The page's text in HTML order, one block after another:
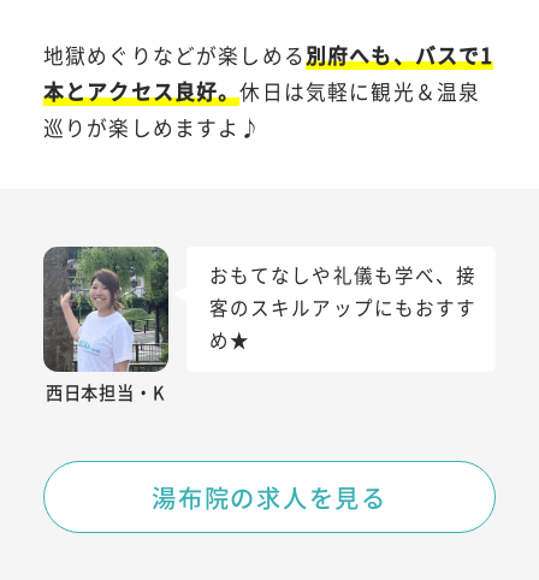
地獄めぐりなどが楽しめる別府へも、バスで1
本とアクセス良好。休日は気軽に観光＆温泉
巡りが楽しめますよ♪
西日本担当・K
おもてなしや礼儀も学べ、接
客のスキルアップにもおすす
め★
湯布院の求人を見る